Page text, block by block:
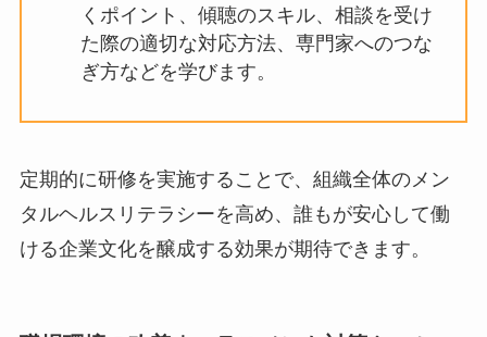
ア」を目的とします。ストレスの仕組
みや自身のストレスサインへの気づき
方、簡単なリラックス法などを学びま
管理職向け研修: 主に「ラインによる
気づくポイント、傾聴のスキル、相談
を受けた際の適切な対応方法、専門家
へのつなぎ方などを学びます。